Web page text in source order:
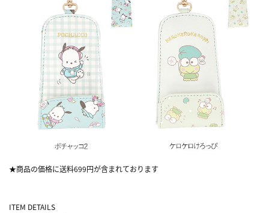
★商品の価格に送料699円が含まれております
ITEM DETAILS